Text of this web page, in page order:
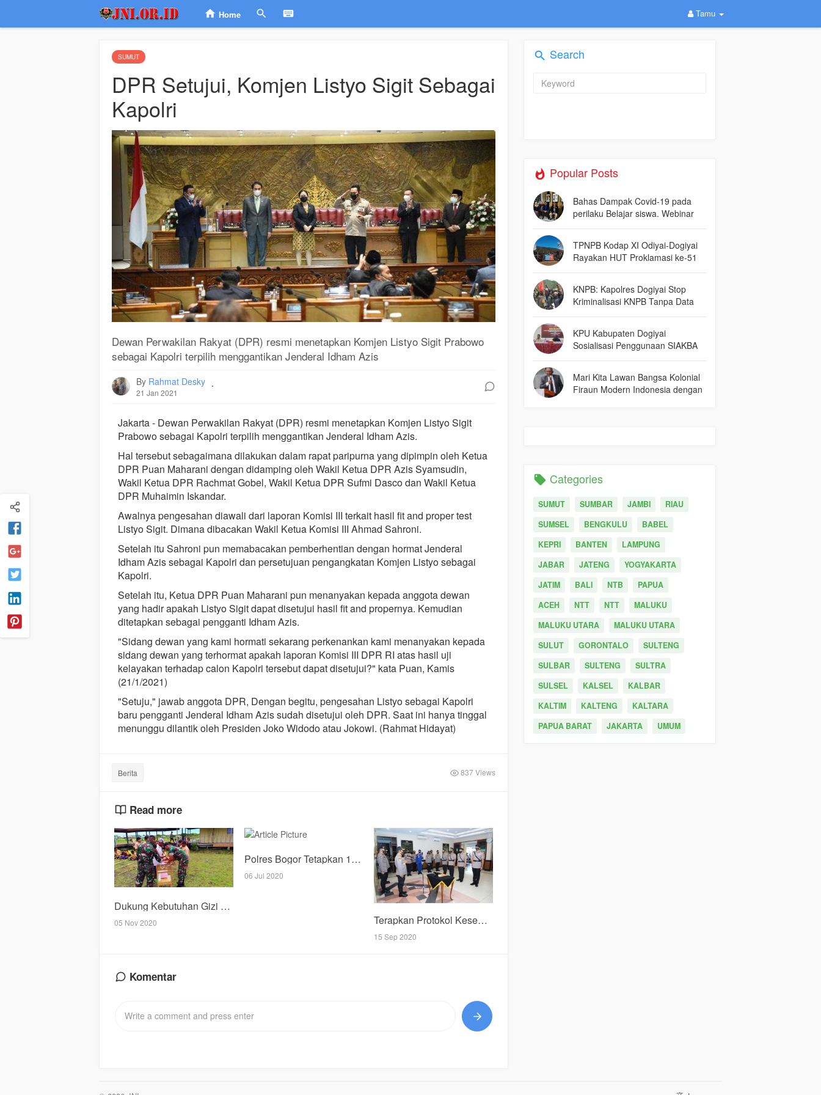
Home Tamu
SUMUT
DPR Setujui, Komjen Listyo Sigit Sebagai
Kapolri
Dewan Perwakilan Rakyat (DPR) resmi menetapkan Komjen Listyo Sigit Prabowo
sebagai Kapolri terpilih menggantikan Jenderal Idham Azis
By Rahmat Desky
21 Jan 2021
.
Jakarta - Dewan Perwakilan Rakyat (DPR) resmi menetapkan Komjen Listyo Sigit
Prabowo sebagai Kapolri terpilih menggantikan Jenderal Idham Azis.
Hal tersebut sebagaimana dilakukan dalam rapat paripurna yang dipimpin oleh Ketua
DPR Puan Maharani dengan didamping oleh Wakil Ketua DPR Azis Syamsudin,
Wakil Ketua DPR Rachmat Gobel, Wakil Ketua DPR Sufmi Dasco dan Wakil Ketua
DPR Muhaimin Iskandar.
Awalnya pengesahan diawali dari laporan Komisi III terkait hasil fit and proper test
Listyo Sigit. Dimana dibacakan Wakil Ketua Komisi III Ahmad Sahroni.
Setelah itu Sahroni pun memabacakan pemberhentian dengan hormat Jenderal
Idham Azis sebagai Kapolri dan persetujuan pengangkatan Komjen Listyo sebagai
Kapolri.
Setelah itu, Ketua DPR Puan Maharani pun menanyakan kepada anggota dewan
yang hadir apakah Listyo Sigit dapat disetujui hasil fit and propernya. Kemudian
ditetapkan sebagai pengganti Idham Azis.
"Sidang dewan yang kami hormati sekarang perkenankan kami menanyakan kepada
sidang dewan yang terhormat apakah laporan Komisi III DPR RI atas hasil uji
kelayakan terhadap calon Kapolri tersebut dapat disetujui?" kata Puan, Kamis
(21/1/2021)
"Setuju," jawab anggota DPR, Dengan begitu, pengesahan Listyo sebagai Kapolri
baru pengganti Jenderal Idham Azis sudah disetujui oleh DPR. Saat ini hanya tinggal
menunggu dilantik oleh Presiden Joko Widodo atau Jokowi. (Rahmat Hidayat)
Berita 837 Views
Read more
Dukung Kebutuhan Gizi Pelajar, Satgas Pamtas Yonif 312/KH Berikan Susu Gratis Kepada Siswa-Siswi SMP Di Perbatasan
05 Nov 2020
Polres Bogor Tetapkan 19 Tersangka Pengedar Narkoba
06 Jul 2020
Terapkan Protokol Kesehatan,Kabaharkam Polri Pimpin Sertijab Dirbintibmas Dan Dirpamobvit
15 Sep 2020
Komentar
Search
Popular Posts
Bahas Dampak Covid-19 pada
perilaku Belajar siswa. Webinar
TPNPB Kodap XI Odiyai-Dogiyai
Rayakan HUT Proklamasi ke-51
KNPB: Kapolres Dogiyai Stop
Kriminalisasi KNPB Tanpa Data
KPU Kabupaten Dogiyai
Sosialisasi Penggunaan SIAKBA
Mari Kita Lawan Bangsa Kolonial
Firaun Modern Indonesia dengan
Categories
SUMUT SUMBAR JAMBI
RIAU
SUMSEL
BENGKULU
BABEL
KEPRI
BANTEN
LAMPUNG
JABAR
JATENG
YOGYAKARTA
JATIM
BALI NTB
PAPUA
ACEH
NTT NTT
MALUKU
MALUKU UTARA
MALUKU UTARA
SULUT
GORONTALO
SULTENG
SULBAR
SULTENG
SULTRA
SULSEL
KALSEL
KALBAR
KALTIM
KALTENG
KALTARA
PAPUA BARAT
JAKARTA UMUM